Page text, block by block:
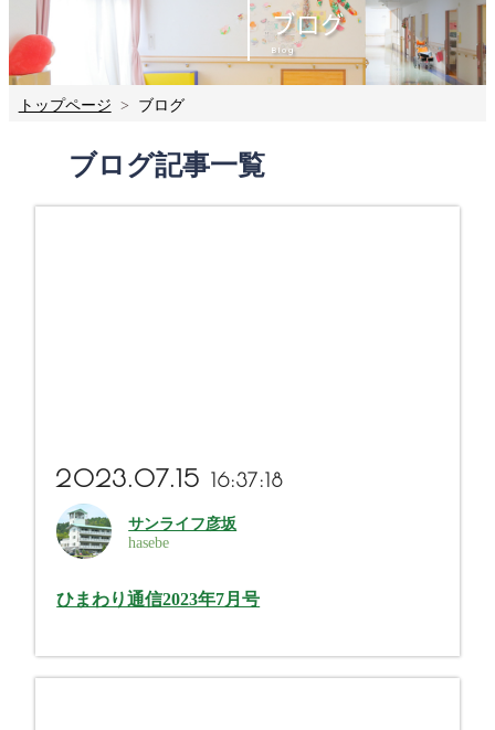
ブログ
Blog
トップページ ブログ
ブログ記事一覧
2023.07.1516:37:18
サンライフ彦坂
hasebe
ひまわり通信2023年7月号